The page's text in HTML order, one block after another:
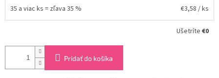
35 a viac ks = zľava 35 % €3,58 / ks
Ušetríte €0
Pridať do košíka